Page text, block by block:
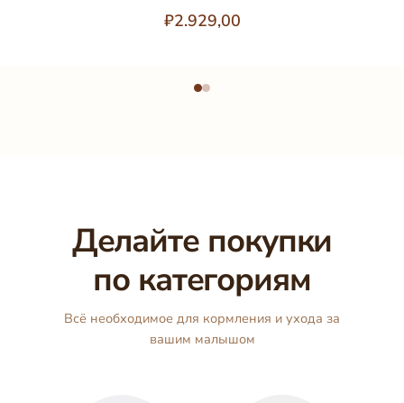
₽2.929,00
Делайте покупки
по категориям
Всё необходимое для кормления и ухода за
вашим малышом